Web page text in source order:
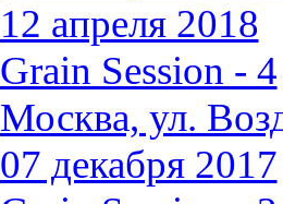
12 апреля 2018
Grain Session - 4
Москва, ул.
07 декабря 2017